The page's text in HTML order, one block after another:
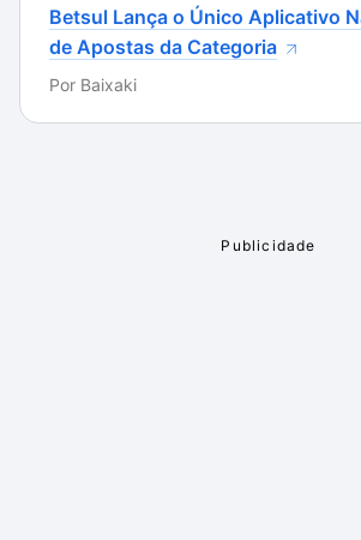
Betsul Lança o Único Aplicativo
de Apostas da Categoria
Por Baixaki